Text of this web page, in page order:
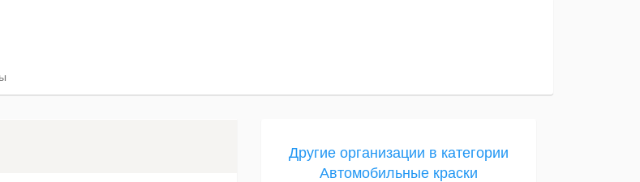
Другие организации в категории
Автомобильные краски